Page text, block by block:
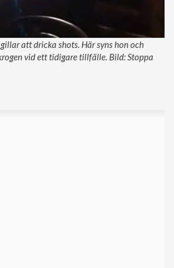
att dricka shots. Här syns hon och
vid ett tidigare tillfälle. Bild: Stoppa